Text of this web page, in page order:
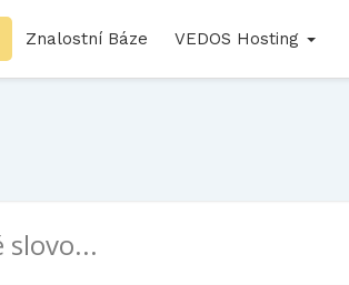
Znalostní Báze VEDOS Hosting